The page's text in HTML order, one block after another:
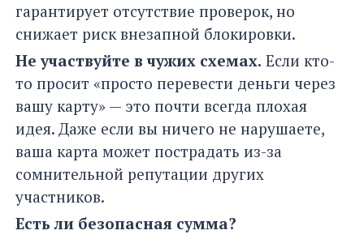
гарантирует отсутствие проверок, но
снижает риск внезапной блокировки.
Не участвуйте в чужих схемах. Если кто-
то просит «просто перевести деньги через
вашу карту» — это почти всегда плохая
идея. Даже если вы ничего не нарушаете,
ваша карта может пострадать из-за
сомнительной репутации других
участников.
Есть ли безопасная сумма?